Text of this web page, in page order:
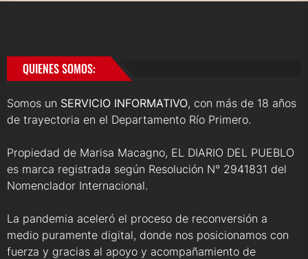
QUIENES SOMOS:
Somos un SERVICIO INFORMATIVO, con más de 18 años
de trayectoria en el Departamento Río Primero.
Propiedad de Marisa Macagno, EL DIARIO DEL PUEBLO
es marca registrada según Resolución N° 2941831 del
Nomenclador Internacional.
La pandemia aceleró el proceso de reconversión a
medio puramente digital, donde nos posicionamos con
fuerza y gracias al apoyo y acompañamiento de